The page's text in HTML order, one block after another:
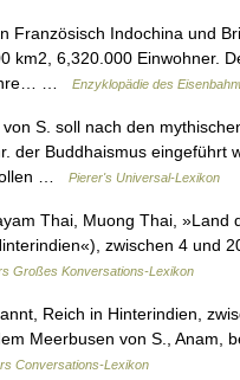
Indochina und
km2, 6,320.000 Einwohner.
…
Enzyklopädie des
S. soll nach den
der Buddhaismus eingeführt
…
Pierer's Universal-Lexikon
Thai, Muong Thai, »Land
zwischen 4 und
Großes Konversations-Lexikon
Reich in Hinterindien,
Meerbusen von S., Anam,
Conversations-Lexikon